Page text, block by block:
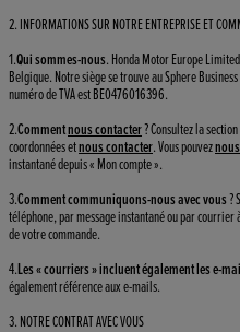
2. INFORMATIONS SUR NOTRE ENTREPRISE ET
1.Qui sommes-nous. Honda Motor Europe
Belgique. Notre siège se trouve au Sphere
numéro de TVA est BE0476016396.
2.Commentnous contacter? Consultez la section
coordonnées etnous contacter. Vous pouvez
instantané depuis « Mon compte ».
3.Comment communiquons-nous avec vous?
téléphone, par message instantané ou par
de votre commande.
4.Les « courriers » incluent également les e-
également référence aux e-mails.
3. NOTRE CONTRAT AVEC VOUS